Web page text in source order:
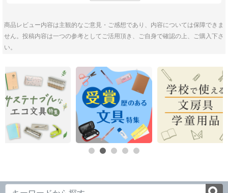
商品レビュー内容は主観的なご意見・ご感想であり、内容については保障できま
せん。投稿内容は一つの参考としてご活用頂き、ご自身で確認の上、ご購入下さ
い。